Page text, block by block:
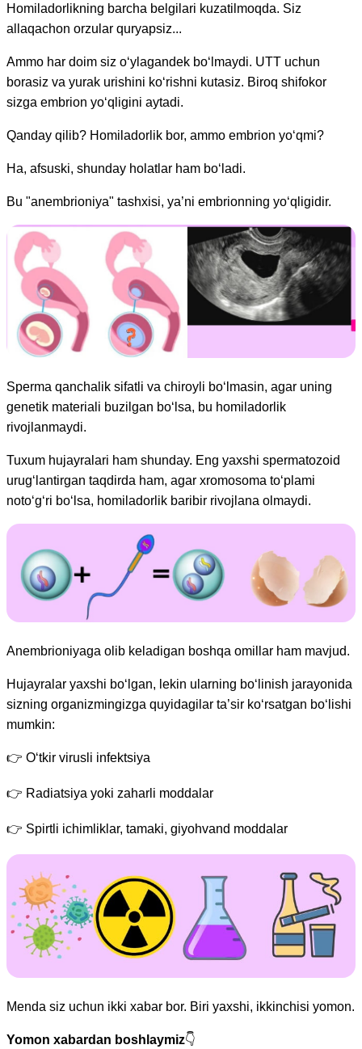
Homiladorlikning barcha belgilari kuzatilmoqda. Siz
allaqachon orzular quryapsiz...
Ammo har doim siz o‘ylagandek bo‘lmaydi. UTT uchun
borasiz va yurak urishini ko‘rishni kutasiz. Biroq shifokor
sizga embrion yo‘qligini aytadi.
Qanday qilib? Homiladorlik bor, ammo embrion yo‘qmi?
Ha, afsuski, shunday holatlar ham bo‘ladi.
Bu "anembrioniya" tashxisi, ya’ni embrionning yo‘qligidir.
Sperma qanchalik sifatli va chiroyli bo‘lmasin, agar uning
genetik materiali buzilgan bo‘lsa, bu homiladorlik
rivojlanmaydi.
Tuxum hujayralari ham shunday. Eng yaxshi spermatozoid
urug‘lantirgan taqdirda ham, agar xromosoma to‘plami
noto‘g‘ri bo‘lsa, homiladorlik baribir rivojlana olmaydi.
Anembrioniyaga olib keladigan boshqa omillar ham mavjud.
Hujayralar yaxshi bo‘lgan, lekin ularning bo‘linish jarayonida
sizning organizmingizga quyidagilar ta’sir ko‘rsatgan bo‘lishi
mumkin:
👉 O‘tkir virusli infektsiya
👉 Radiatsiya yoki zaharli moddalar
👉 Spirtli ichimliklar, tamaki, giyohvand moddalar
Menda siz uchun ikki xabar bor. Biri yaxshi, ikkinchisi yomon.
Yomon xabardan boshlaymiz👇